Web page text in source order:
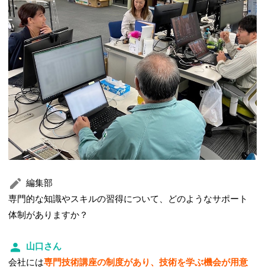
編集部
専門的な知識やスキルの習得について、どのようなサポート
体制がありますか？
山口さん
会社には専門技術講座の制度があり、技術を学ぶ機会が用意